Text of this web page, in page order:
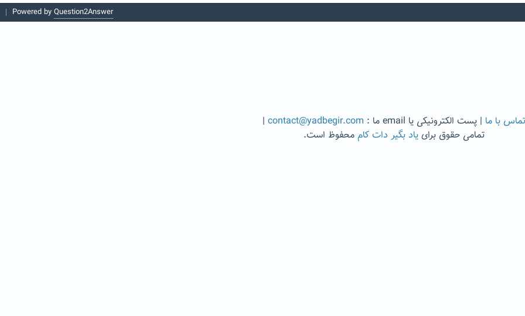
Powered by Question2Answer
تماس با ما | پست الکترونیکی یا email ما : contact@yadbegir.com
|
تمامی حقوق براییاد بگیر دات کام محفوظ است.